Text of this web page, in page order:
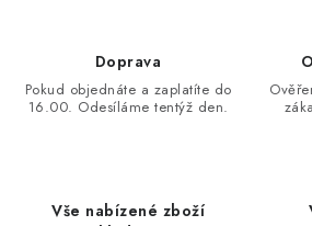
Doprava
Pokud objednáte a zaplatíte do
16.00. Odesíláme tentýž den.
Vše nabízené zboží